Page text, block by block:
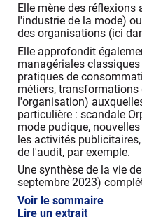
Elle mène des
l'industrie de la mode)
des organisations (ici
Elle approfondit
managériales
pratiques de
métiers,
l'organisation)
particulière : scandale
mode pudique,
les activités
de l'audit, par exemple.
Une synthèse de la vie
septembre 2023)
Voir le sommaire
Lire un extrait